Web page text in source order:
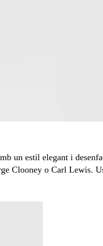
un estil elegant i
Clooney o Carl Lewis.